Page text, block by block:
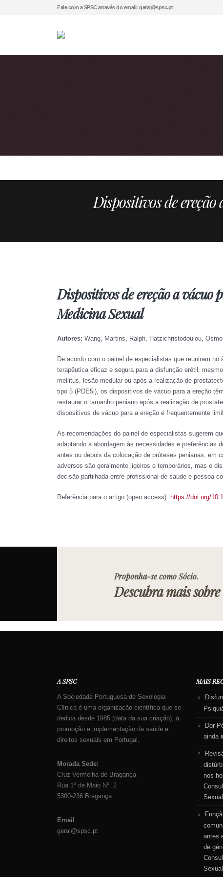
Fale com a SPSC através do email: geral@spsc.pt
Dispositivos de
Dispositivos de ereção a vácuo
Medicina Sexual
Autores: Wang, Martins, Ralph, Hatzichristodoulou,
De acordo com o painel de especialistas que reuniram
terapêutica eficaz e segura para a disfunção erétil,
mellitus, lesão medular ou após a realização de
tipo 5 (PDE5i), os dispositivos de vácuo para a ereção
restaurar o tamanho peniano após a realização de
dispositivos de vácuo para a ereção é frequentemente
As recomendações do painel de especialistas sugerem
adaptando a abordagem às necessidades e preferências
antes ou depois da colocação de próteses penianas, em
adversos são geralmente ligeiros e temporários, mas o
decisão partilhada entre profissional de saúde e pessoa
Referência para o artigo (open access): https://doi.org/
Proponha-se como Sócio.
Descubra mais
A SPSC
A Sociedade Portuguesa de Sexologia
Clínica é uma organização científica que se
dedica desde 1985 (data da sua criação), à
promoção e implementação da saúde e
direitos sexuais em Portugal.
Morada Sede:
Cruz Vermelha de Bragança
Rua 1º de Maio Nº. 2
5300-236 Bragança
Email
geral@spsc.pt
MAIS
Dor
ainda
nos
Sexual
antes
de